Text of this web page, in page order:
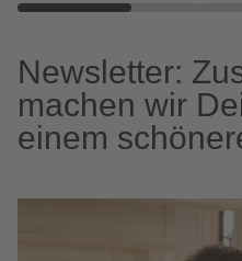
Newsletter:
machen wir
einem